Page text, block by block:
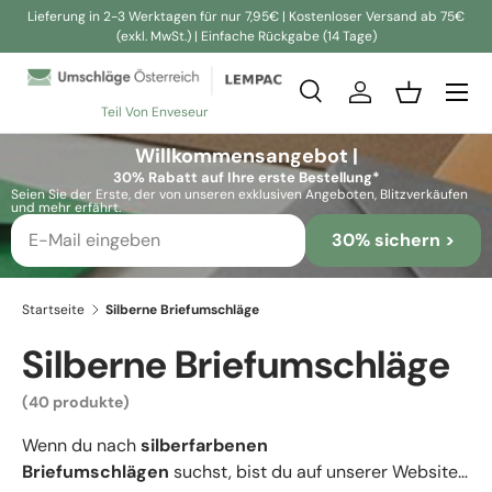
Direkt zum Inhalt
Lieferung in 2-3 Werktagen für nur 7,95€ | Kostenloser Versand ab 75€
(exkl. MwSt.) | Einfache Rückgabe (14 Tage)
Teil Von Enveseur
Suchen
Suchen
SucheEinloggen
Willkommensangebot |
30% Rabatt auf Ihre erste Bestellung*
Seien Sie der Erste, der von unseren exklusiven Angeboten, Blitzverkäufen
und mehr erfährt.
30% sichern >
Startseite Silberne Briefumschläge
Silberne Briefumschläge
(40 produkte)
Wenn du nachsilberfarbenen
Briefumschlägen suchst, bist du auf unserer Website